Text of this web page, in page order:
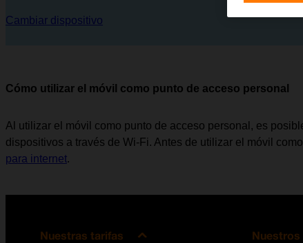
Cambiar dispositivo
Cómo utilizar el móvil como punto de acceso personal
Al utilizar el móvil como punto de acceso personal, es
dispositivos a través de Wi-Fi. Antes de utilizar el móvil
para internet.
Nuestras tarifas